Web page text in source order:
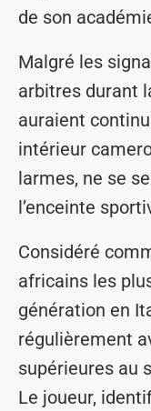
de son
Malgré les
arbitres durant
auraient
intérieur
larmes, ne se
l’enceinte
Considéré
africains les
génération en
régulièrement
supérieures au
Le joueur,